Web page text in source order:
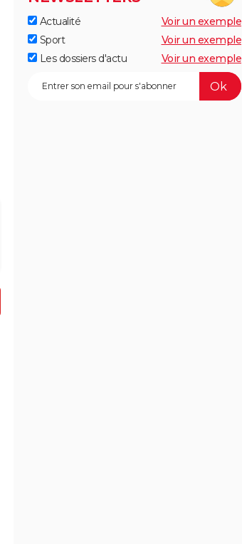
Actualité
Voir un exemple
Sport
Voir un exemple
Les dossiers d'actu
Voir un exemple